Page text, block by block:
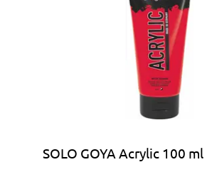
SOLO GOYA Acrylic 100 ml